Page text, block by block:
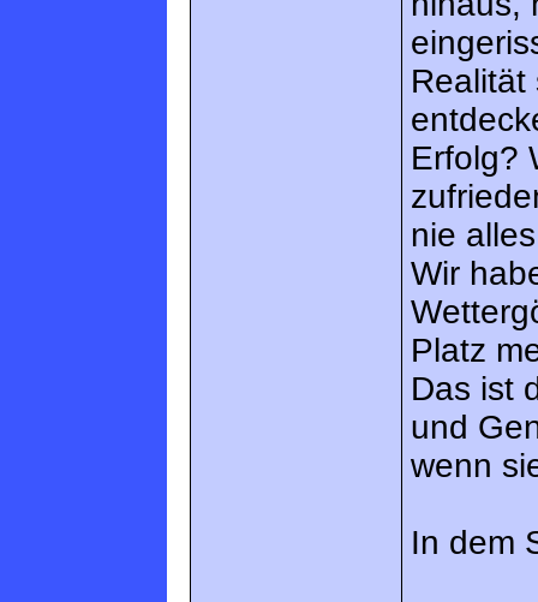
Realität
Erfolg?
nie
Wir
Platz
Das ist
und
wenn
In dem